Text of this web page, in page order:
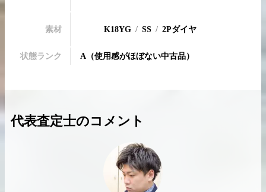
素材 K18YG SS 2Pダイヤ
状態ランク A （使用感がほぼない中古品）
代表査定士のコメント